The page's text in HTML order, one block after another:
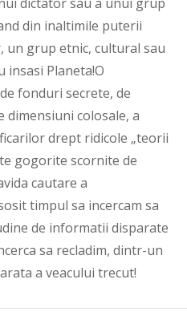
din inaltimile puterii
grup etnic, cultural sau
insasi Planeta!O
fonduri secrete, de
dimensiuni colosale, a
drept ridicole „teorii
gogorite scornite de
cautare a
timpul sa incercam sa
de informatii disparate
sa recladim, dintr-un
a veacului trecut!